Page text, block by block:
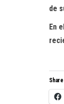
de
En